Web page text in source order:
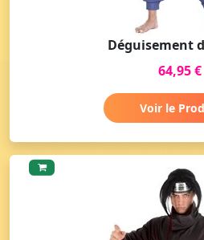
Déguisement
64,95 €
Voir le